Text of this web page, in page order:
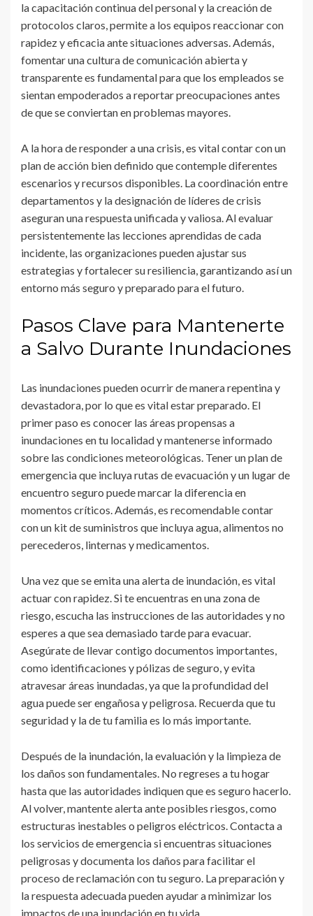
la capacitación continua del personal y la creación de
protocolos claros, permite a los equipos reaccionar con
rapidez y eficacia ante situaciones adversas. Además,
fomentar una cultura de comunicación abierta y
transparente es fundamental para que los empleados se
sientan empoderados a reportar preocupaciones antes
de que se conviertan en problemas mayores.
A la hora de responder a una crisis, es vital contar con un
plan de acción bien definido que contemple diferentes
escenarios y recursos disponibles. La coordinación entre
departamentos y la designación de líderes de crisis
aseguran una respuesta unificada y valiosa. Al evaluar
persistentemente las lecciones aprendidas de cada
incidente, las organizaciones pueden ajustar sus
estrategias y fortalecer su resiliencia, garantizando así un
entorno más seguro y preparado para el futuro.
Pasos Clave para Mantenerte
a Salvo Durante Inundaciones
Las inundaciones pueden ocurrir de manera repentina y
devastadora, por lo que es vital estar preparado. El
primer paso es conocer las áreas propensas a
inundaciones en tu localidad y mantenerse informado
sobre las condiciones meteorológicas. Tener un plan de
emergencia que incluya rutas de evacuación y un lugar de
encuentro seguro puede marcar la diferencia en
momentos críticos. Además, es recomendable contar
con un kit de suministros que incluya agua, alimentos no
perecederos, linternas y medicamentos.
Una vez que se emita una alerta de inundación, es vital
actuar con rapidez. Si te encuentras en una zona de
riesgo, escucha las instrucciones de las autoridades y no
esperes a que sea demasiado tarde para evacuar.
Asegúrate de llevar contigo documentos importantes,
como identificaciones y pólizas de seguro, y evita
atravesar áreas inundadas, ya que la profundidad del
agua puede ser engañosa y peligrosa. Recuerda que tu
seguridad y la de tu familia es lo más importante.
Después de la inundación, la evaluación y la limpieza de
los daños son fundamentales. No regreses a tu hogar
hasta que las autoridades indiquen que es seguro hacerlo.
Al volver, mantente alerta ante posibles riesgos, como
estructuras inestables o peligros eléctricos. Contacta a
los servicios de emergencia si encuentras situaciones
peligrosas y documenta los daños para facilitar el
proceso de reclamación con tu seguro. La preparación y
la respuesta adecuada pueden ayudar a minimizar los
impactos de una inundación en tu vida.